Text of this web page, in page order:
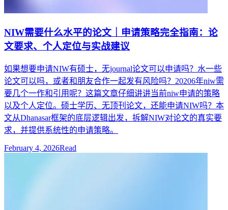
NIW需要什么水平的论文｜申请策略完全指南：论
文要求、个人定位与实战建议
如果想要申请NIW有硕士，无journal论文可以申请吗？水一些
论文可以吗，或者和朋友合作一起发有风险吗？20206年niw需
要几个一作和引用呢？这篇文章仔细讲讲当前niw申请的策略
以及个人定位。硕士学历、无顶刊论文，还能申请NIW吗？本
文从Dhanasar框架的底层逻辑出发，拆解NIW对论文的真实要
求，并提供系统性的申请策略。
February 4, 2026Read